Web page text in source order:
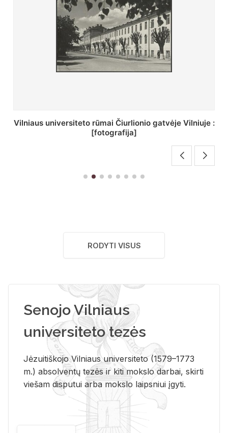
St. Batoro universiteto J. Pilsudskio kolegija :
[fotografija]
RODYTI VISUS
Senojo Vilniaus
universiteto tezės
Jėzuitiškojo Vilniaus universiteto (1579–1773
m.) absolventų tezės ir kiti mokslo darbai, skirti
viešam disputui arba mokslo laipsniui įgyti.